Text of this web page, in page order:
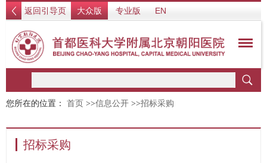
返回引导页 大众版 专业版 EN
您所在的位置： 首页 >>信息公开 >>招标采购
招标采购